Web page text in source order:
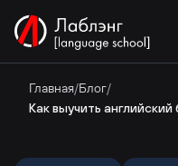
Главная/Блог/
Как выучить